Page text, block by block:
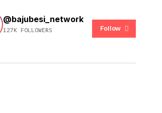
@bajubesi_network
127K FOLLOWERS Follow